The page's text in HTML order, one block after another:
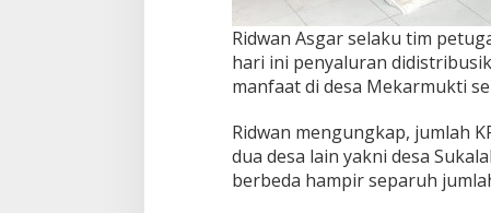
Ridwan Asgar selaku tim
hari ini penyaluran
manfaat di desa Mekarmukti
Ridwan mengungkap, jumlah
dua desa lain yakni desa
berbeda hampir separuh